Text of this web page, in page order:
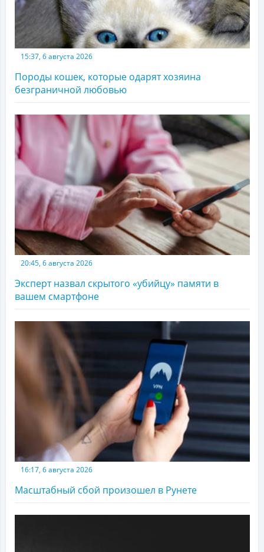
15:37, 6 августа 2026
Породы кошек, которые одарят хозяина
безграничной любовью
20:45, 6 августа 2026
Эксперт назвал скрытого «убийцу» памяти в
вашем смартфоне
16:17, 6 августа 2026
Масштабный сбой произошел в Рунете